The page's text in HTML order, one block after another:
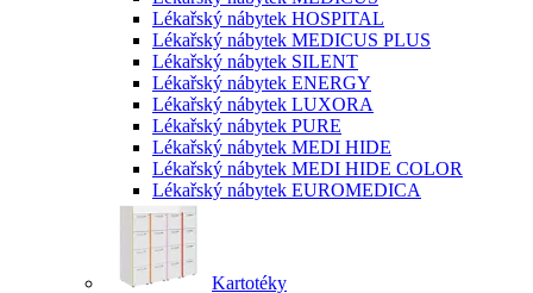
Lékařský nábytek HOSPITAL
Lékařský nábytek MEDICUS PLUS
Lékařský nábytek SILENT
Lékařský nábytek ENERGY
Lékařský nábytek LUXORA
Lékařský nábytek PURE
Lékařský nábytek MEDI HIDE
Lékařský nábytek MEDI HIDE COLOR
Lékařský nábytek EUROMEDICA
Kartotéky